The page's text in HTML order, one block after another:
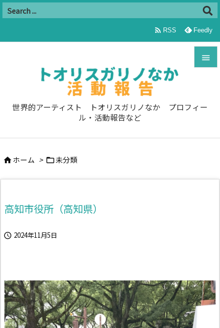
世界的アーティスト トオリスガリノなか プロフィー
ル・活動報告など



 RSS Feedly
 ホーム > 未分類
高知市役所（高知県）
 2024年11月5日